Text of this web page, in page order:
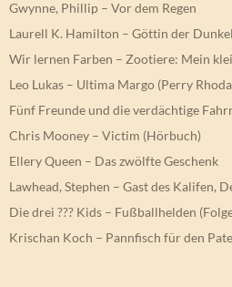
Gwynne, Phillip – Vor dem Regen
Laurell K. Hamilton – Göttin der
Wir lernen Farben – Zootiere: Mein
Leo Lukas – Ultima Margo (Perry
Fünf Freunde und die verdächtige
Chris Mooney – Victim (Hörbuch)
Ellery Queen – Das zwölfte Geschenk
Lawhead, Stephen – Gast des Kalifen,
Die drei ??? Kids – Fußballhelden
Krischan Koch – Pannfisch für den